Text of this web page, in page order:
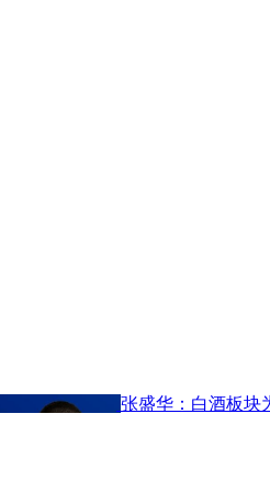
张盛华：白酒板块